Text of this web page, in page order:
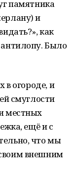
памятника
и
как
Было
в огороде, и
смуглости
местных
ещё и с
что мы
внешним